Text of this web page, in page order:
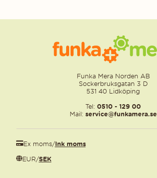
Funka Mera Norden AB
Sockerbruksgatan 3 D
531 40 Lidköping
Tel: 0510 - 129 00
Mail: service@funkamera.se
Ex moms/Ink moms
EUR/SEK